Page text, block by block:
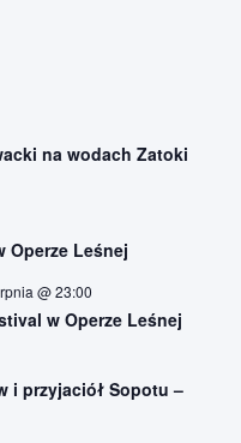
na wodach Zatoki
Operze Leśnej
@ 23:00
w Operze Leśnej
i przyjaciół Sopotu –